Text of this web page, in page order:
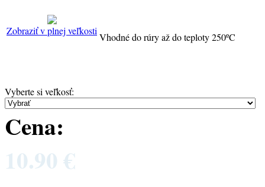
Zobraziť v plnej veľkosti
Vhodné do rúry až do teploty 250ºC
Vyberte si veľkosť:
Cena:
10.90 €